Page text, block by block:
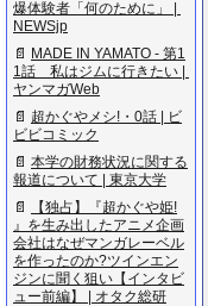
爆​体​験​者​「​何​の​た​め​に​」​ ​|​ ​
N​E​W​S​j​p
📄 M​A​D​E​ ​I​N​ ​Y​A​M​A​T​O​ ​-​ ​第​1​
1​話​ ​私​は​ジ​ム​に​行​き​た​い​ ​|​ ​
ヤ​ン​マ​ガ​W​e​b
📄 超​か​ぐ​や​メ​シ​!​・​0​話​ ​|​ ​ビ​
ビ​ビ​コ​ミ​ッ​ク
📄 本​学​の​財​務​状​況​に​関​す​る​
報​道​に​つ​い​て​ ​|​ ​東​京​大​学
📄
【​独​占​】​『​超​か​ぐ​や​姫​!​
』​を​生​み​出​し​た​ア​ニ​メ​企​画​
会​社​は​な​ぜ​マ​ン​ガ​レ​ー​ベ​ル​
を​作​っ​た​の​か​?​ツ​イ​ン​エ​ン​
ジ​ン​に​聞​く​狙​い​【​イ​ン​タ​ビ​
ュ​ー​前​編​】​ ​|​ ​オ​タ​ク​総​研